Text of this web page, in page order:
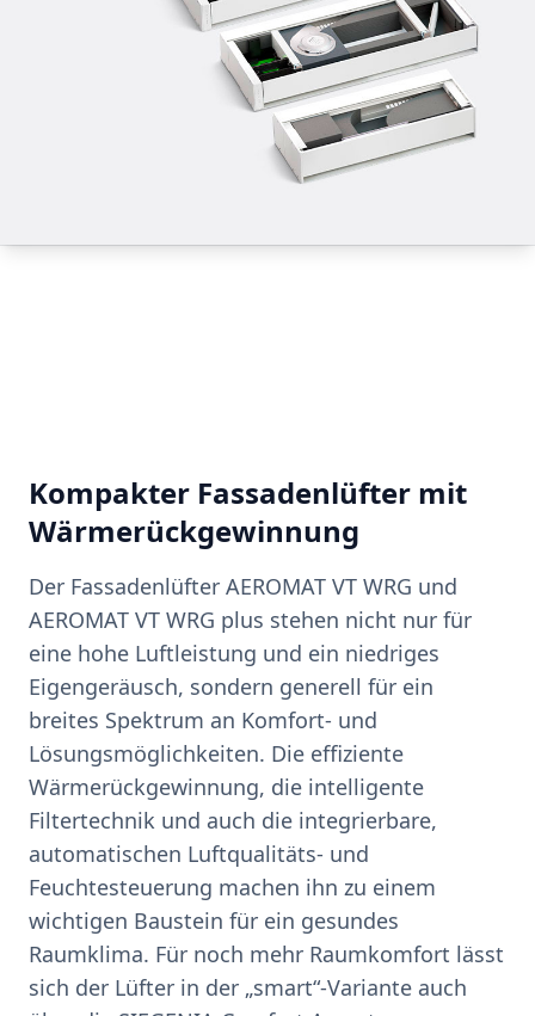
Kompakter Fassadenlüfter mit
Wärmerückgewinnung
Der Fassadenlüfter AEROMAT VT WRG und
AEROMAT VT WRG plus stehen nicht nur für
eine hohe Luftleistung und ein niedriges
Eigengeräusch, sondern generell für ein
breites Spektrum an Komfort- und
Lösungsmöglichkeiten. Die effiziente
Wärmerückgewinnung, die intelligente
Filtertechnik und auch die integrierbare,
automatischen Luftqualitäts- und
Feuchtesteuerung machen ihn zu einem
wichtigen Baustein für ein gesundes
Raumklima. Für noch mehr Raumkomfort lässt
sich der Lüfter in der „smart“-Variante auch